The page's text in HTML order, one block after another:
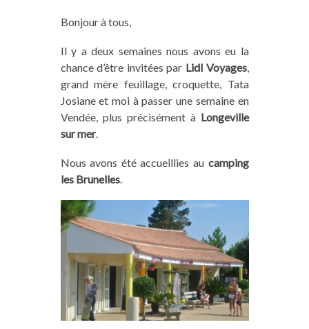
Bonjour à tous,
Il y a deux semaines nous avons eu la
chance d’être invitées par Lidl Voyages,
grand mère feuillage, croquette, Tata
Josiane et moi à passer une semaine en
Vendée, plus précisément à Longeville
sur mer.
Nous avons été accueillies au camping
les Brunelles.